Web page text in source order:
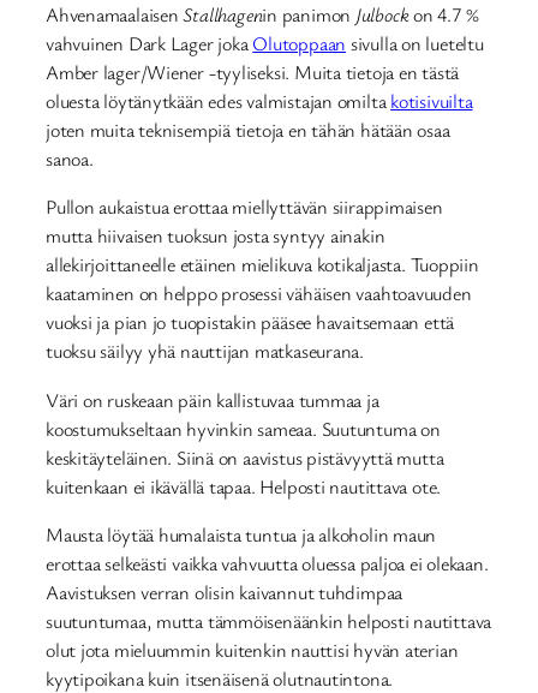
AhvenamaalaisenStallhagenin panimon Julbockon 4.7 %
vahvuinen Dark Lager jokaOlutoppaan sivulla on lueteltu
Amber lager/Wiener -tyyliseksi. Muita tietoja en tästä
oluesta löytänytkään edes valmistajan omiltakotisivuilta
joten muita teknisempiä tietoja en tähän hätään osaa
sanoa.
Pullon aukaistua erottaa miellyttävän siirappimaisen
mutta hiivaisen tuoksun josta syntyy ainakin
allekirjoittaneelle etäinen mielikuva kotikaljasta. Tuoppiin
kaataminen on helppo prosessi vähäisen vaahtoavuuden
vuoksi ja pian jo tuopistakin pääsee havaitsemaan että
tuoksu säilyy yhä nauttijan matkaseurana.
Väri on ruskeaan päin kallistuvaa tummaa ja
koostumukseltaan hyvinkin sameaa. Suutuntuma on
keskitäyteläinen. Siinä on aavistus pistävyyttä mutta
kuitenkaan ei ikävällä tapaa. Helposti nautittava ote.
Mausta löytää humalaista tuntua ja alkoholin maun
erottaa selkeästi vaikka vahvuutta oluessa paljoa ei olekaan.
Aavistuksen verran olisin kaivannut tuhdimpaa
suutuntumaa, mutta tämmöisenäänkin helposti nautittava
olut jota mieluummin kuitenkin nauttisi hyvän aterian
kyytipoikana kuin itsenäisenä olutnautintona.